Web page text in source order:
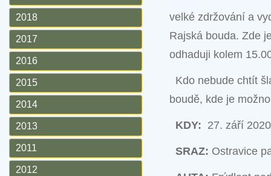
2018
2017
2016
2015
2014
2013
2011
2012
velké zdržování a
Rajská bouda. Zde
odhaduji kolem
Kdo nebude chtít
boudě, kde je
KDY: 27. září 2020
SRAZ: Ostravice